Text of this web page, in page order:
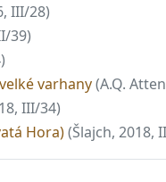
III/28)
39)
varhany(A.Q.
III/34)
Hora)(Šlajch, 2018,